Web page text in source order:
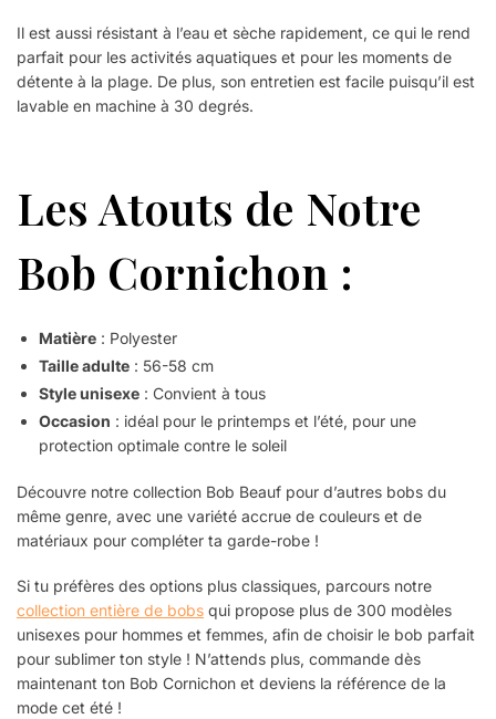
Il est aussi résistant à l’eau et sèche rapidement, ce qui le rend
parfait pour les activités aquatiques et pour les moments de
détente à la plage. De plus, son entretien est facile puisqu’il est
lavable en machine à 30 degrés.
Les Atouts de Notre
Bob Cornichon :
Matière : Polyester
Taille adulte : 56-58 cm
Style unisexe : Convient à tous
Occasion : idéal pour le printemps et l’été, pour une
protection optimale contre le soleil
Découvre notre collection Bob Beauf pour d’autres bobs du
même genre, avec une variété accrue de couleurs et de
matériaux pour compléter ta garde-robe !
Si tu préfères des options plus classiques, parcours notre
collection entière de bobs qui propose plus de 300 modèles
unisexes pour hommes et femmes, afin de choisir le bob parfait
pour sublimer ton style ! N’attends plus, commande dès
maintenant ton Bob Cornichon et deviens la référence de la
mode cet été !